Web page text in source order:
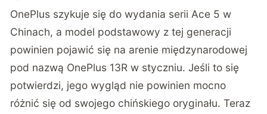
OnePlus szykuje się do wydania serii Ace 5 w
Chinach, a model podstawowy z tej generacji
powinien pojawić się na arenie międzynarodowej
pod nazwą OnePlus 13R w styczniu. Jeśli to się
potwierdzi, jego wygląd nie powinien mocno
różnić się od swojego chińskiego oryginału. Teraz